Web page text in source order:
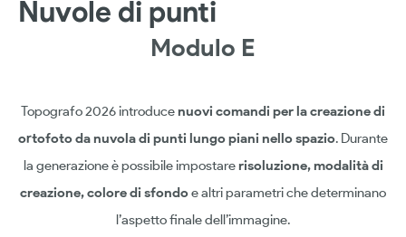
Nuvole di punti
Modulo E
Topografo 2026 introducenuovi comandi per la creazione di
ortofoto da nuvola di punti lungo piani nello spazio. Durante
la generazione è possibile impostarerisoluzione, modalità di
creazione, colore di sfondoe altri parametri che determinano
l’aspetto finale dell’immagine.